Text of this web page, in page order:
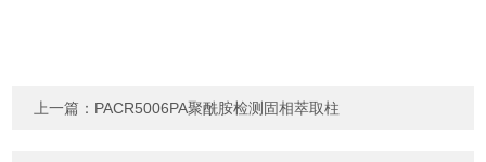
上一篇： PACR5006PA聚酰胺检测固相萃取柱